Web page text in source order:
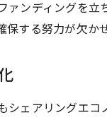
ァンディングを立
保する努力が欠か
シェアリングエコ